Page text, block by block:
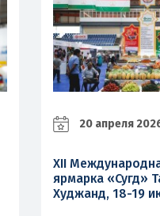
20 апреля
XII
ярмарка «Сугд»
Худжанд, 18-19